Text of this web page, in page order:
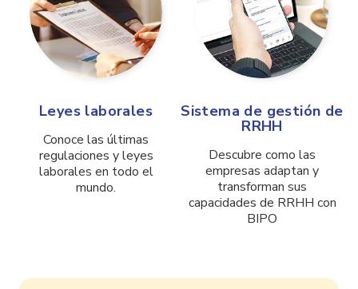
Leyes laborales
Conoce las últimas
regulaciones y leyes
laborales en todo el
mundo.
Sistema de gestión de
RRHH
Descubre como las
empresas adaptan y
transforman sus
capacidades de RRHH con
BIPO